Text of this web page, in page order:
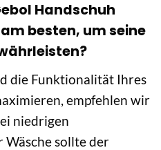
Handschuh
besten, um seine
die Funktionalität Ihres
empfehlen wir
niedrigen
Wäsche sollte der